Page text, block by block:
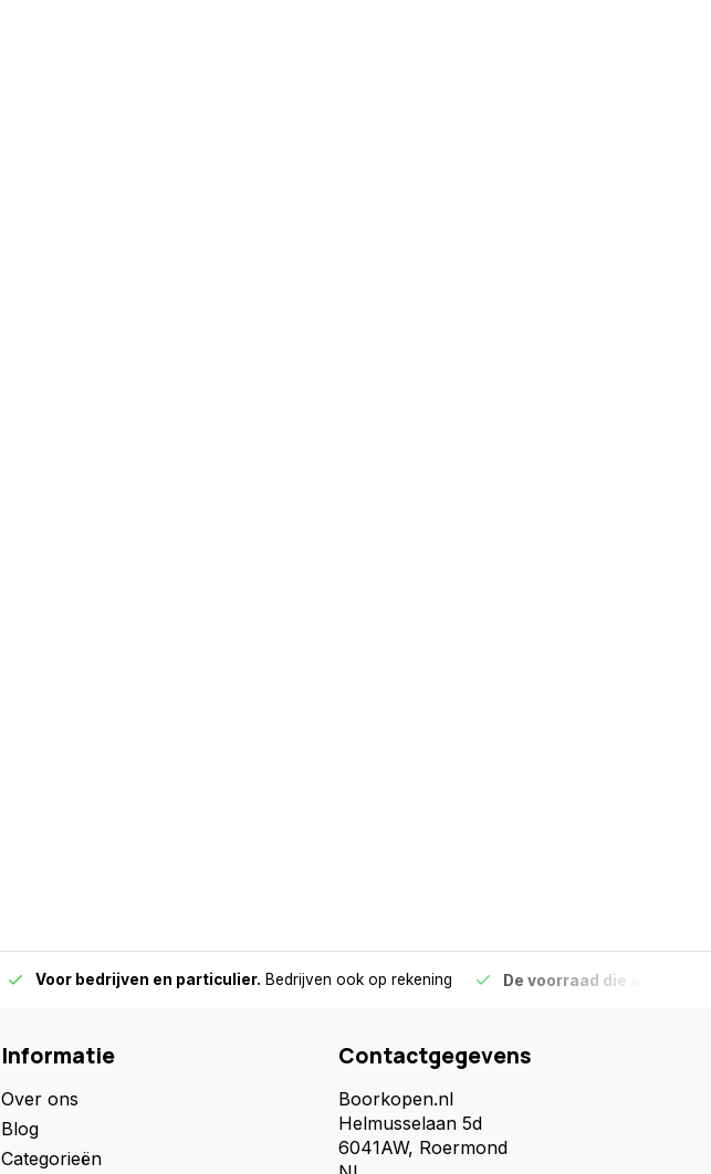
Voor bedrijven en particulier. Bedrijven ook op rekening De voorraad die
Informatie
Over ons
Blog
Categorieën
Contactgegevens
Boorkopen.nl
Helmusselaan 5d
6041AW, Roermond